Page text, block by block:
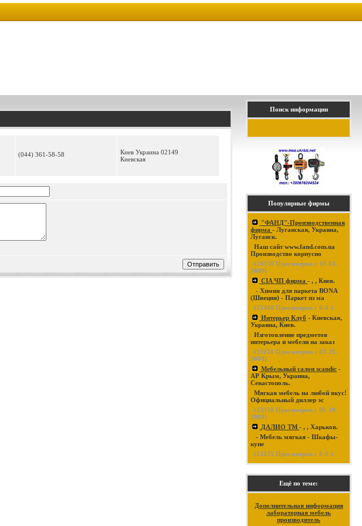
(044) 361-58-58
Киев Украина 02149
Киевская
Поиск информации
Популярные фирмы
"ФАНД"-Производственная
фирма - Луганская, Украина,
Луганск.
Наш сайт www.fand.com.ua
Производство корпусно
(24338 Просмотров с 10-03-
2008)
CIA ЧП фирма - , , Киев.
- Химия для паркета BONA
(Швеция) - Паркет из ма
(15400 Просмотров с 0-0-)
Интерьер Клуб - Киевская,
Украина, Киев.
Изготовление предметов
интерьера и мебели на заказ
(15020 Просмотров с 03-25-
2008)
Мебельный салон scandic -
АР Крым, Украина,
Севастополь.
Мягкая мебель на любой вкус!
Официальный диллер эс
(13350 Просмотров с 06-19-
2008)
ДАЛИО ТМ - , , Харьков.
- Мебель мягкая - Шкафы-
купе
(13275 Просмотров с 0-0-)
Ещё по теме:
Дополнительная информация
лабораторная мебель
производитель